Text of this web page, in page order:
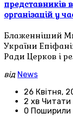
представників
організацій у
Блаженніший
України
Ради Церков і
від News
26 Квітня,
2 хв Читати
0 Поширили